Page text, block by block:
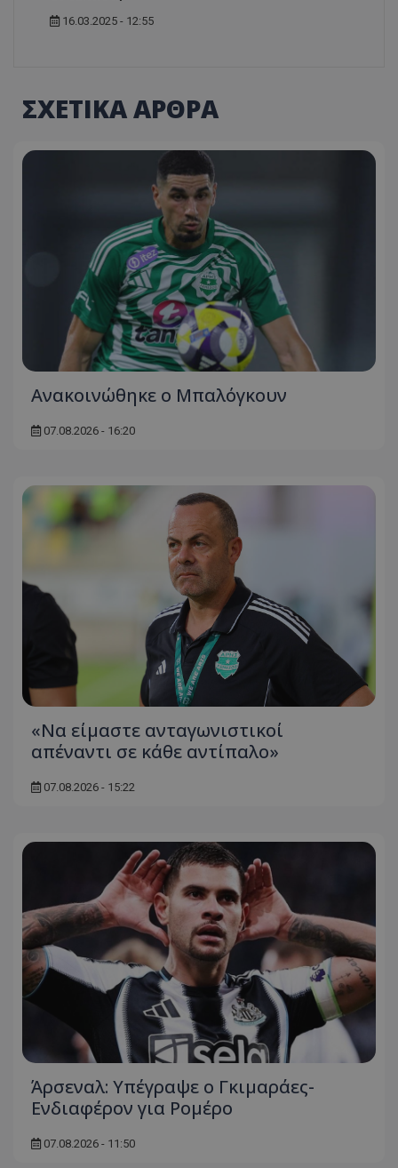
16.03.2025 - 12:55
ΣΧΕΤΙΚΑ ΑΡΘΡΑ
Ανακοινώθηκε ο Μπαλόγκουν
07.08.2026 - 16:20
«Να είμαστε ανταγωνιστικοί
απέναντι σε κάθε αντίπαλο»
07.08.2026 - 15:22
Άρσεναλ: Υπέγραψε ο Γκιμαράες-
Ενδιαφέρον για Ρομέρο
07.08.2026 - 11:50